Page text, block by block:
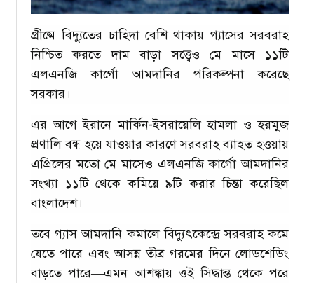
গ্রীষ্মে বিদ্যুতের চাহিদা বেশি থাকায় গ্যাসের সরবরাহ
নিশ্চিত করতে দাম বাড়া সত্ত্বেও মে মাসে ১১টি
এলএনজি কার্গো আমদানির পরিকল্পনা করেছে
সরকার।
এর আগে ইরানে মার্কিন-ইসরায়েলি হামলা ও হরমুজ
প্রণালি বন্ধ হয়ে যাওয়ার কারণে সরবরাহ ব্যাহত হওয়ায়
এপ্রিলের মতো মে মাসেও এলএনজি কার্গো আমদানির
সংখ্যা ১১টি থেকে কমিয়ে ৯টি করার চিন্তা করেছিল
বাংলাদেশ।
তবে গ্যাস আমদানি কমালে বিদ্যুৎকেন্দ্রে সরবরাহ কমে
যেতে পারে এবং আসন্ন তীব্র গরমের দিনে লোডশেডিং
বাড়তে পারে—এমন আশঙ্কায় ওই সিদ্ধান্ত থেকে পরে